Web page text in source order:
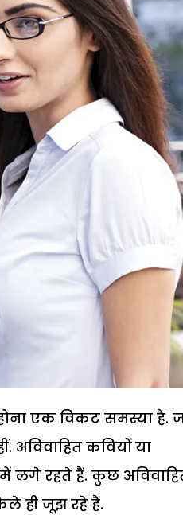
होना एक विकट समस्या है.
अविवाहित कवियों या
लगे रहते हैं. कुछ
ही जूझ रहे हैं.